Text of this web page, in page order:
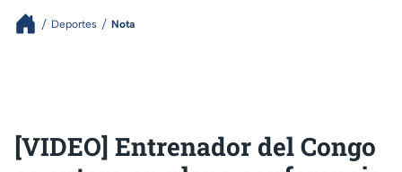
Deportes Nota
[VIDEO] Entrenador del Congo